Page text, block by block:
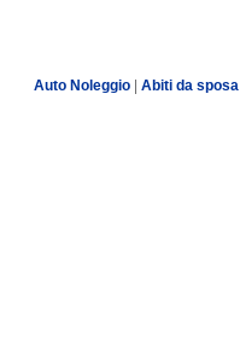
Auto Noleggio Abiti da sposa